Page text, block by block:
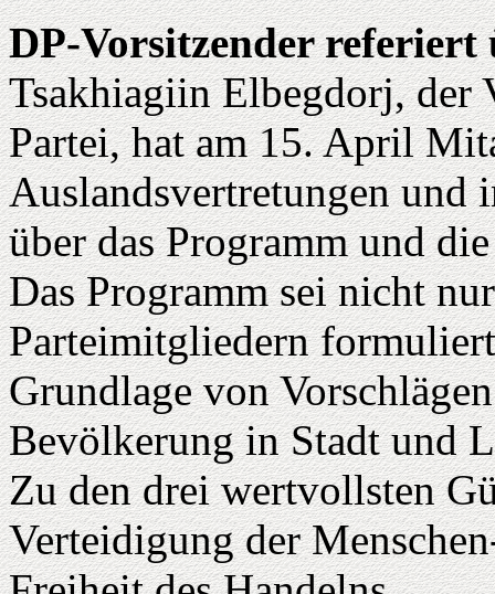
DP-Vorsitzender
Tsakhiagiin Elbegdorj, der
Partei, hat am 15. April
Auslandsvertretungen und
über das Programm und
Das Programm sei nicht
Parteimitgliedern
Grundlage von
Bevölkerung in Stadt und
Zu den drei wertvollsten
Verteidigung der